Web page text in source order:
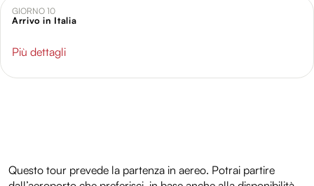
GIORNO 10
Arrivo in Italia
Più dettagli
Questo tour prevede la partenza in aereo. Potrai partire